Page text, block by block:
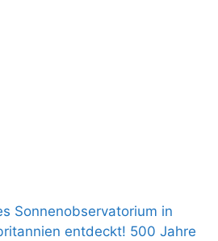
Sonnenobservatorium in
entdeckt! 500 Jahre